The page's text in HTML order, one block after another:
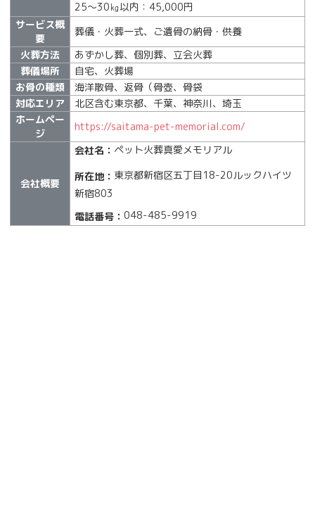
25～30㎏以内：45,000円
サービス概
要
葬儀・火葬一式、ご遺骨の納骨・供養
火葬方法
あずかし葬、個別葬、立会火葬
葬儀場所
自宅、火葬場
お骨の種類
海洋散骨、返骨（骨壺、骨袋
対応エリア
北区含む東京都、千葉、神奈川、埼玉
ホームペー
ジ
https://saitama-pet-memorial.com/
会社概要
会社名： ペット火葬真愛メモリアル
所在地： 東京都新宿区五丁目18-20ルックハイツ
新宿803
電話番号： 048-485-9919